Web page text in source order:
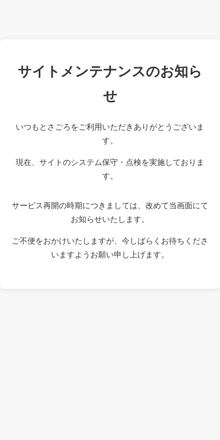
サイトメンテナンスのお知ら
せ
いつもとさごろをご利用いただきありがとうございま
す。
現在、サイトのシステム保守・点検を実施しておりま
す。
サービス再開の時期につきましては、改めて当画面にて
お知らせいたします。
ご不便をおかけいたしますが、今しばらくお待ちくださ
いますようお願い申し上げます。